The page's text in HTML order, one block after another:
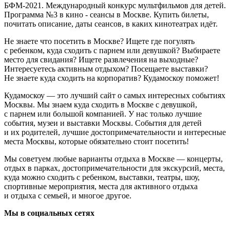
БФМ-2021. Международный конкурс мультфильмов для детей.
Программа №3 в кино - сеансы в Москве. Купить билеты,
почитать описание, даты сеансов, в каких кинотеатрах идёт.
Не знаете что посетить в Москве? Ищете где погулять
с ребенком, куда сходить с парнем или девушкой? Выбираете
место для свидания? Ищете развлечения на выходные?
Интересуетесь активным отдыхом? Посещаете выставки?
Не знаете куда сходить на корпоратив? Кудамоскоу поможет!
Кудамоскоу — это лучший сайт о самых интересных событиях
Москвы. Мы знаем куда сходить в Москве с девушкой,
с парнем или большой компанией. У нас только лучшие
события, музеи и выставки Москвы. События для детей
и их родителей, лучшие достопримечательности и интересные
места Москвы, которые обязательно стоит посетить!
Мы советуем любые варианты отдыха в Москве — концерты,
отдых в парках, достопримечательности для экскурсий, места,
куда можно сходить с ребенком, выставки, театры, шоу,
спортивные мероприятия, места для активного отдыха
и отдыха с семьей, и многое другое.
Мы в социальных сетях